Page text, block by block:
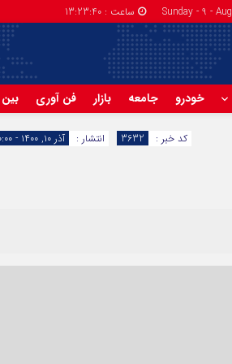
ساعت : 13:23:41
خودرو جامعه بازار فن آوری بین
انتشار : آذر ۱۰, ۱۴۰۰ - ۰۰:۰۰ کد خبر : 3632